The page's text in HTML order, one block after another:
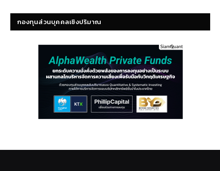
กองทุนส่วนบุคคลเชิงปริมาณ